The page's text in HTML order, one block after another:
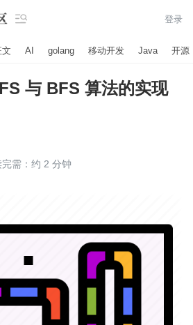
 登录
文 AI golang 移动开发 Java 开源
与 BFS 算法的实现
完需：约 2 分钟